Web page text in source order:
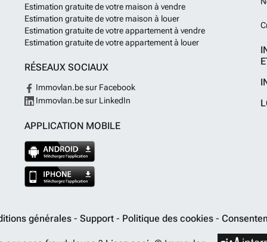
Estimation gratuite de votre maison à vendre
Estimation gratuite de votre maison à louer
Estimation gratuite de votre appartement à vendre
Estimation gratuite de votre appartement à louer
RÉSEAUX SOCIAUX
Immovlan.be sur Facebook
Immovlan.be sur LinkedIn
APPLICATION MOBILE
générales - Support - Politique des cookies -